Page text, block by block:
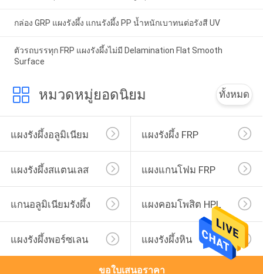
กล่อง GRP แผงรังผึ้ง แกนรังผึ้ง PP น้ำหนักเบาทนต่อรังสี UV
ตัวรถบรรทุก FRP แผงรังผึ้งไม่มี Delamination Flat Smooth
Surface
หมวดหมู่ยอดนิยม ทั้งหมด
แผงรังผึ้งอลูมิเนียม แผงรังผึ้ง FRP
แผงรังผึ้งสแตนเลส แผงแกนโฟม FRP
แกนอลูมิเนียมรังผึ้ง แผงคอมโพสิต HPL
แผงรังผึ้งพอร์ซเลน แผงรังผึ้งหิน
ขอใบเสนอราคา